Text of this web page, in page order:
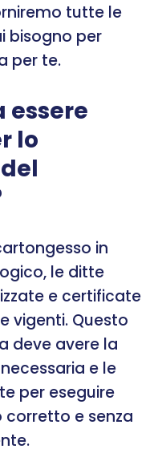
tutte le
bisogno per
per te.
essere
lo
in
le ditte
e certificate
vigenti. Questo
deve avere la
e le
per eseguire
corretto e senza